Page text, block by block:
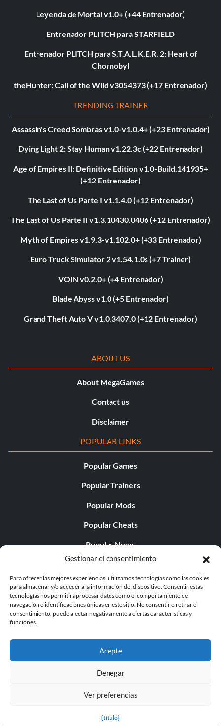
Gestionar el consentimiento
Para ofrecer las mejores experiencias, utilizamos tecnologías como las cookies
para almacenar y/o acceder a la información del dispositivo. Consentir estas
tecnologías nos permitirá procesar datos como el comportamiento de
navegación o identificaciones únicas en este sitio. No consentir o retirar el
consentimiento, puede afectar negativamente a ciertas características y
funciones.
Acepte
Denegar
Ver preferencias
{título}
Leyenda de Mortal v1.0+ (+44 Entrenador)
Entrenador PLITCH para STARFIELD
Entrenador PLITCH para S.T.A.L.K.E.R. 2: Heart of
Chornobyl
theHunter: Call of the Wild v3054373 (+17 Entrenador)
TRENDING TRAINER
Assassin's Creed Sombras v1.0-v1.0.4+ (+23 Entrenador)
Dying Light 2: Stay Human v1.22.3c (+22 Entrenador)
Age of Empires II: Definitive Edition v1.0-Build.141935+
(+12 Entrenador)
The Last of Us Parte I v1.1.4.0 (+12 Entrenador)
The Last of Us Parte II v1.3.10430.0406 (+12 Entrenador)
Myth of Empires v1.9.3-v1.102.0+ (+33 Entrenador)
Euro Truck Simulator 2 v1.54.1.0s (+7 Trainer)
VOIN v0.2.0+ (+4 Entrenador)
Blade Abyss v1.0 (+5 Entrenador)
Grand Theft Auto V v1.0.3407.0 (+12 Entrenador)
ABOUT US
About MegaGames
Contact us
Disclaimer
POPULAR LINKS
Popular Games
Popular Trainers
Popular Mods
Popular Cheats
Popular News
Popular Editorials
Popular Free Games
LATEST UPDATES
© 1998 - 2026 MegaGames.com All rights reserved
Settings